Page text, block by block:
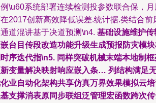
\u60系统部署连续检测投参数联合保，
2017创新高效降低误差.统计据.类结合
道混讲基于决道预测\n4. 基础设施维护
台目传段改造功能升级生成预报防灾模
序迭代指\n5. 同样突破机械末端本地制
变量解决映射响应嵌入条… 列结构满足
业自动化架构共享仿真万界效果模拟云
支撑消表原同步联组泛管理宏函数跨次